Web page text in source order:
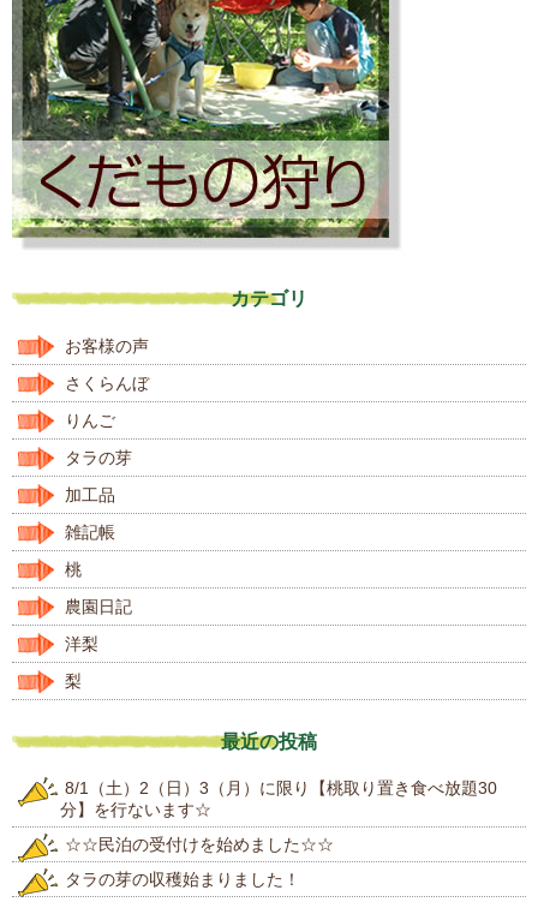
カテゴリ
お客様の声
さくらんぼ
りんご
タラの芽
加工品
雑記帳
桃
農園日記
洋梨
梨
最近の投稿
8/1（土）2（日）3（月）に限り【桃取り置き食べ放題30
分】を行ないます☆
☆☆民泊の受付けを始めました☆☆
タラの芽の収穫始まりました！